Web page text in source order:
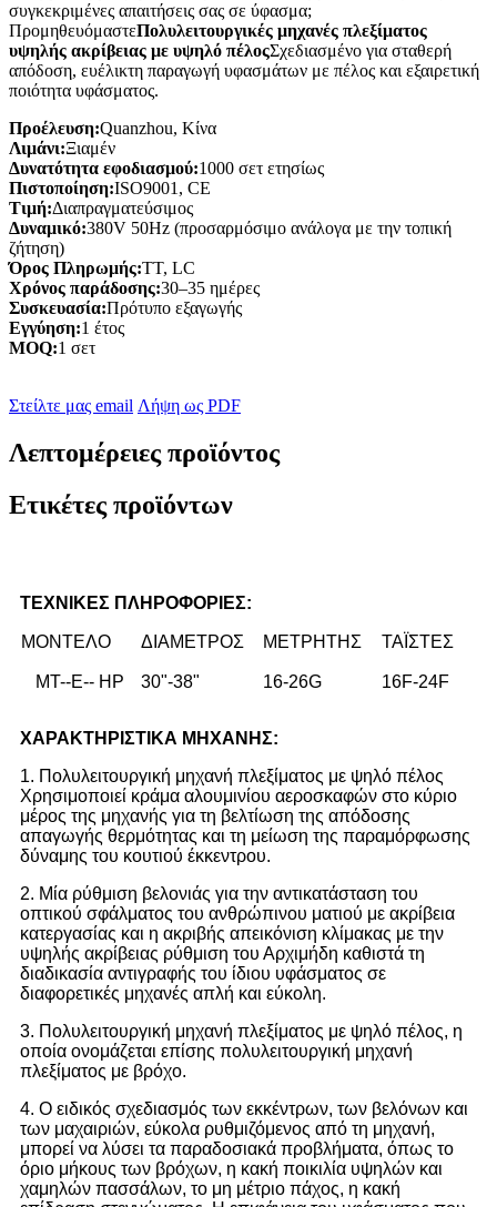
συγκεκριμένες απαιτήσεις σας σε ύφασμα;
ΠρομηθευόμαστεΠολυλειτουργικές μηχανές πλεξίματος
υψηλής ακρίβειας με υψηλό πέλοςΣχεδιασμένο για σταθερή
απόδοση, ευέλικτη παραγωγή υφασμάτων με πέλος και εξαιρετική
ποιότητα υφάσματος.
Προέλευση:Quanzhou, Κίνα
Λιμάνι:Ξιαμέν
Δυνατότητα εφοδιασμού:1000 σετ ετησίως
Πιστοποίηση:ISO9001, CE
Τιμή:Διαπραγματεύσιμος
Δυναμικό:380V 50Hz (προσαρμόσιμο ανάλογα με την τοπική
ζήτηση)
Όρος Πληρωμής:ΤΤ, LC
Χρόνος παράδοσης:30–35 ημέρες
Συσκευασία:Πρότυπο εξαγωγής
Εγγύηση:1 έτος
MOQ:1 σετ
Στείλτε μας email Λήψη ως PDF
Λεπτομέρειες προϊόντος
Ετικέτες προϊόντων
ΤΕΧΝΙΚΕΣ ΠΛΗΡΟΦΟΡΙΕΣ:
ΜΟΝΤΕΛΟ ΔΙΑΜΕΤΡΟΣ ΜΕΤΡΗΤΗΣ ΤΑΪΣΤΕΣ
MT--E-- HP 30"-38" 16-26G 16F-24F
ΧΑΡΑΚΤΗΡΙΣΤΙΚΑ ΜΗΧΑΝΗΣ:
1. Πολυλειτουργική μηχανή πλεξίματος με ψηλό πέλος
Χρησιμοποιεί κράμα αλουμινίου αεροσκαφών στο κύριο
μέρος της μηχανής για τη βελτίωση της απόδοσης
απαγωγής θερμότητας και τη μείωση της παραμόρφωσης
δύναμης του κουτιού έκκεντρου.
2. Μία ρύθμιση βελονιάς για την αντικατάσταση του
οπτικού σφάλματος του ανθρώπινου ματιού με ακρίβεια
κατεργασίας και η ακριβής απεικόνιση κλίμακας με την
υψηλής ακρίβειας ρύθμιση του Αρχιμήδη καθιστά τη
διαδικασία αντιγραφής του ίδιου υφάσματος σε
διαφορετικές μηχανές απλή και εύκολη.
3. Πολυλειτουργική μηχανή πλεξίματος με ψηλό πέλος, η
οποία ονομάζεται επίσης πολυλειτουργική μηχανή
πλεξίματος με βρόχο.
4. Ο ειδικός σχεδιασμός των εκκέντρων, των βελόνων και
των μαχαιριών, εύκολα ρυθμιζόμενος από τη μηχανή,
μπορεί να λύσει τα παραδοσιακά προβλήματα, όπως το
όριο μήκους των βρόχων, η κακή ποικιλία υψηλών και
χαμηλών πασσάλων, το μη μέτριο πάχος, η κακή